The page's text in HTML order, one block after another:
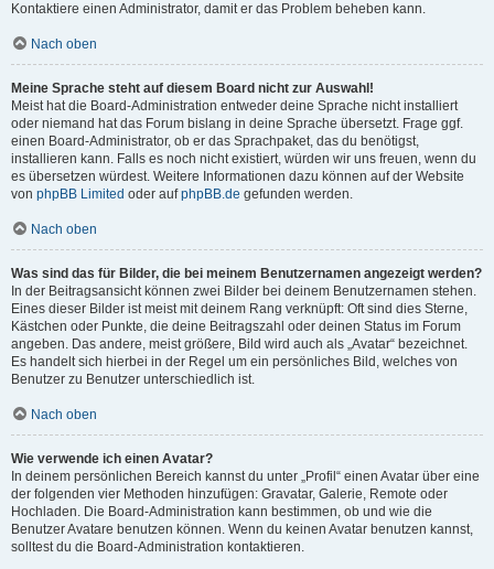
Kontaktiere einen Administrator, damit er das Problem beheben kann.
Nach oben
Meine Sprache steht auf diesem Board nicht zur Auswahl!
Meist hat die Board-Administration entweder deine Sprache nicht installiert
oder niemand hat das Forum bislang in deine Sprache übersetzt. Frage ggf.
einen Board-Administrator, ob er das Sprachpaket, das du benötigst,
installieren kann. Falls es noch nicht existiert, würden wir uns freuen, wenn du
es übersetzen würdest. Weitere Informationen dazu können auf der Website
von phpBB Limited oder aufphpBB.de gefunden werden.
Nach oben
Was sind das für Bilder, die bei meinem Benutzernamen angezeigt werden?
In der Beitragsansicht können zwei Bilder bei deinem Benutzernamen stehen.
Eines dieser Bilder ist meist mit deinem Rang verknüpft: Oft sind dies Sterne,
Kästchen oder Punkte, die deine Beitragszahl oder deinen Status im Forum
angeben. Das andere, meist größere, Bild wird auch als „Avatar“ bezeichnet.
Es handelt sich hierbei in der Regel um ein persönliches Bild, welches von
Benutzer zu Benutzer unterschiedlich ist.
Nach oben
Wie verwende ich einen Avatar?
In deinem persönlichen Bereich kannst du unter „Profil“ einen Avatar über eine
der folgenden vier Methoden hinzufügen: Gravatar, Galerie, Remote oder
Hochladen. Die Board-Administration kann bestimmen, ob und wie die
Benutzer Avatare benutzen können. Wenn du keinen Avatar benutzen kannst,
solltest du die Board-Administration kontaktieren.